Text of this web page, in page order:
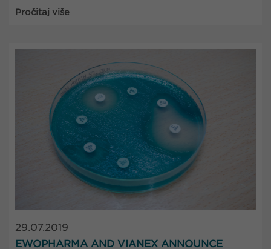
Pročitaj više
29.07.2019
EWOPHARMA AND VIANEX ANNOUNCE